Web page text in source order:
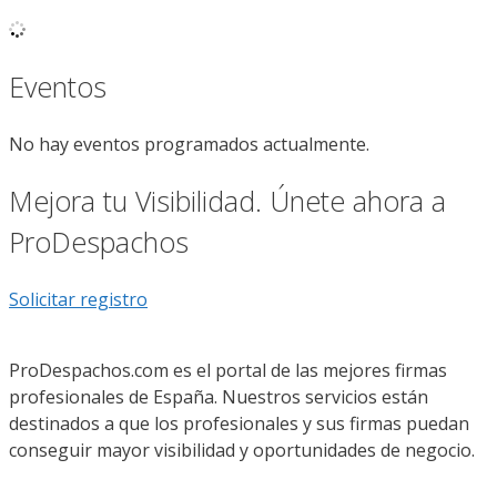
Eventos
No hay eventos programados actualmente.
Mejora tu Visibilidad. Únete ahora a
ProDespachos
Solicitar registro
ProDespachos.com es el portal de las mejores firmas
profesionales de España. Nuestros servicios están
destinados a que los profesionales y sus firmas puedan
conseguir mayor visibilidad y oportunidades de negocio.